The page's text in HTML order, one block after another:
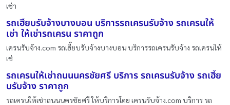
เช่า
รถเฮี๊ยบรับจ้างบางบอน บริการรถเครนรับจ้าง รถเครนให้
เช่า ให้เช่ารถเครน ราคาถูก
เครนรับจ้าง.com รถเฮี๊ยบรับจ้างบางบอน บริการรถเครนรับจ้าง รถเครนให้
เช่
รถเครนให้เช่าถนนนครชัยศรี บริการ รถเครนรับจ้าง รถเฮี๊ย
บรับจ้าง ราคาถูก
รถเครนให้เช่าถนนนครชัยศรี ให้บริการโดย เครนรับจ้าง.com บริการ รถ